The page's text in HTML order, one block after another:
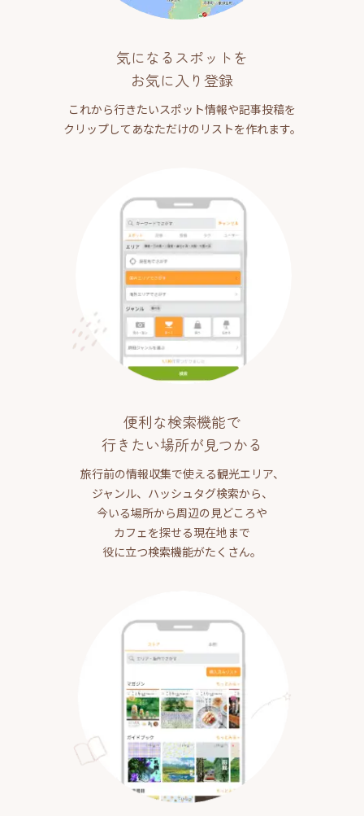
気になるスポットを
お気に入り登録
これから行きたいスポット情報や記事投稿を
クリップしてあなただけのリストを作れます。
便利な検索機能で
行きたい場所が見つかる
旅行前の情報収集で使える観光エリア、
ジャンル、ハッシュタグ検索から、
今いる場所から周辺の見どころや
カフェを探せる現在地まで
役に立つ検索機能がたくさん。